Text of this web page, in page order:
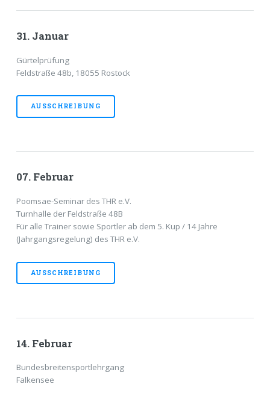
31. Januar
Gürtelprüfung
Feldstraße 48b, 18055 Rostock
AUSSCHREIBUNG
07. Februar
Poomsae-Seminar des THR e.V.
Turnhalle der Feldstraße 48B
Für alle Trainer sowie Sportler ab dem 5. Kup / 14 Jahre
(Jahrgangsregelung) des THR e.V.
AUSSCHREIBUNG
14. Februar
Bundesbreitensportlehrgang
Falkensee